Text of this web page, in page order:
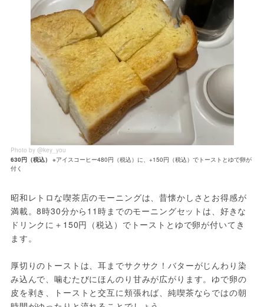
Photo by @key_you
630円（税込）
※アイスコーヒー480円（税込）に、+150円（税込）でトーストとゆで卵が
付く
昭和レトロな喫茶店のモーニングは、昔懐かしさとお得感が
満載。8時30分から11時までのモーニングセットは、好きな
ドリンクに＋150円（税込）でトーストとゆで卵が付いてき
ます。
厚切りのトーストは、耳までサクサク！バターがじんわり染
み込んで、噛むたびにほんのり甘みが広がります。ゆで卵の
皮を剥き、トーストと交互に頬張れば、純喫茶ならではの朝